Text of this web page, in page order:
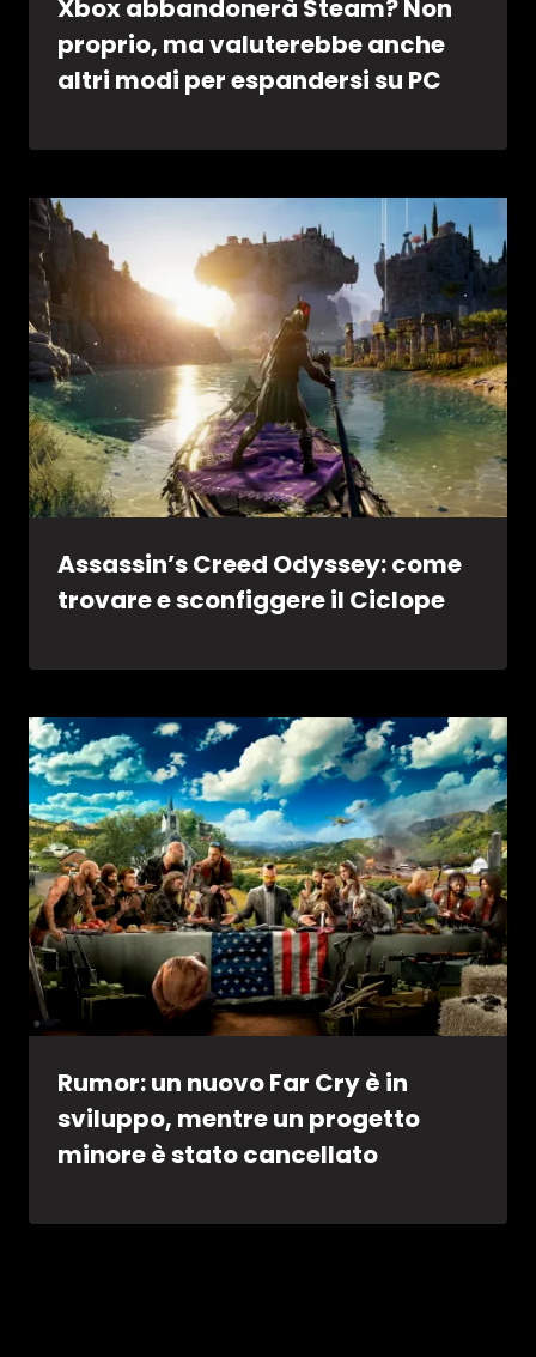
Xbox abbandonerà Steam? Non
proprio, ma valuterebbe anche
altri modi per espandersi su PC
Assassin’s Creed Odyssey: come
trovare e sconfiggere il Ciclope
Rumor: un nuovo Far Cry è in
sviluppo, mentre un progetto
minore è stato cancellato